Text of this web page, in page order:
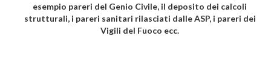
esempio pareri del Genio Civile, il deposito dei calcoli
strutturali, i pareri sanitari rilasciati dalle ASP, i pareri dei
Vigili del Fuoco ecc.